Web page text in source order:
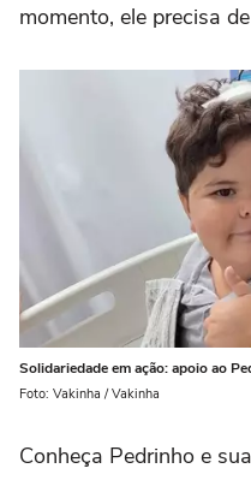
momento, ele precisa
Solidariedade em ação: apoio ao
Foto: Vakinha / Vakinha
Conheça Pedrinho e